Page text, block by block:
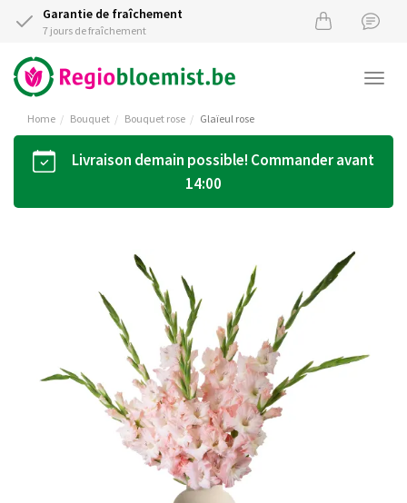
Garantie de fraîchement
7 jours de fraîchement
Home Bouquet Bouquet rose Glaïeul rose
Livraison demain possible! Commander avant
14:00